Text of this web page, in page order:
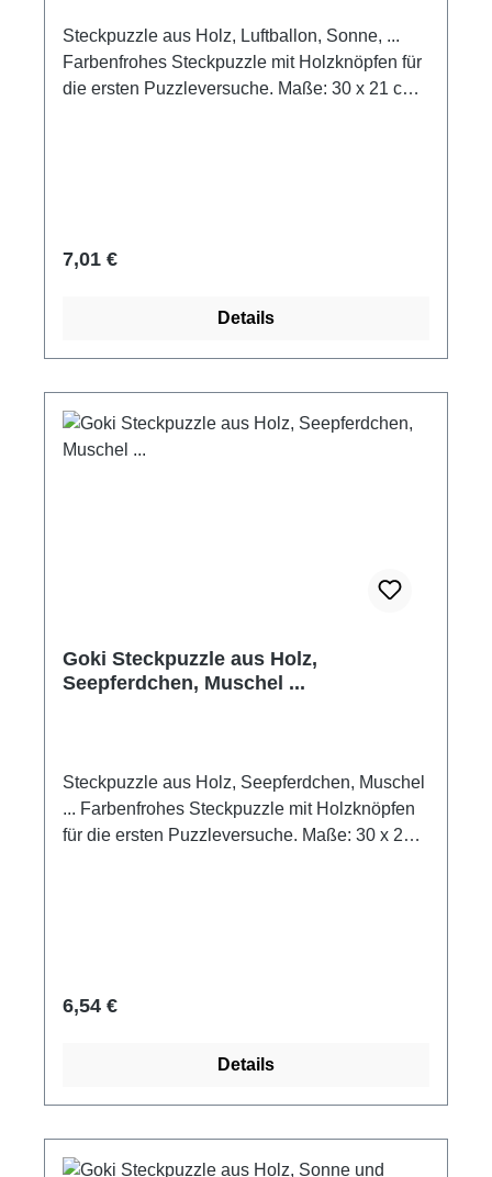
Steckpuzzle aus Holz, Luftballon, Sonne, ...
Farbenfrohes Steckpuzzle mit Holzknöpfen für
die ersten Puzzleversuche. Maße: 30 x 21 cm
Regulärer Preis:
7,01 €
Details
Goki Steckpuzzle aus Holz,
Seepferdchen, Muschel ...
Steckpuzzle aus Holz, Seepferdchen, Muschel
... Farbenfrohes Steckpuzzle mit Holzknöpfen
für die ersten Puzzleversuche. Maße: 30 x 21
Regulärer Preis:
6,54 €
Details